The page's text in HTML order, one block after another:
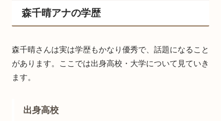
森千晴アナの学歴
森千晴さんは実は学歴もかなり優秀で、話題になること
があります。ここでは出身高校・大学について見ていき
ます。
出身高校